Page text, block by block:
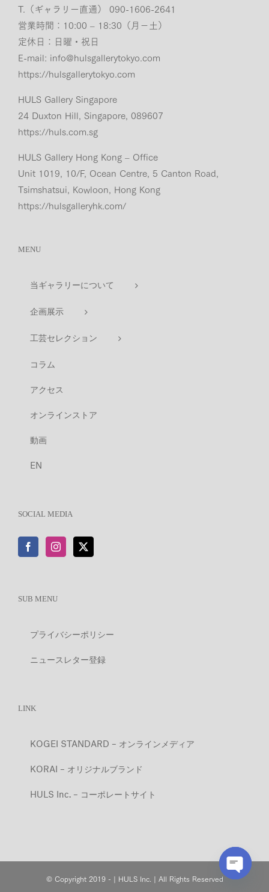
T.（ギャラリー直通） 090-1606-2641
営業時間：10:00 – 18:30（月−土）
定休日：日曜・祝日
E-mail: info@hulsgallerytokyo.com
https://hulsgallerytokyo.com
HULS Gallery Singapore
24 Duxton Hill, Singapore, 089607
https://huls.com.sg
HULS Gallery Hong Kong – Office
Unit 1019, 10/F, Ocean Centre, 5 Canton Road,
Tsimshatsui, Kowloon, Hong Kong
https://hulsgalleryhk.com/
MENU
当ギャラリーについて
企画展示
工芸セレクション
コラム
アクセス
オンラインストア
動画
EN
SOCIAL MEDIA
SUB MENU
プライバシーポリシー
ニュースレター登録
LINK
KOGEI STANDARD – オンラインメディア
KORAI – オリジナルブランド
HULS Inc. – コーポレートサイト
© Copyright 2019 - | HULS Inc. | All Rights Reserved